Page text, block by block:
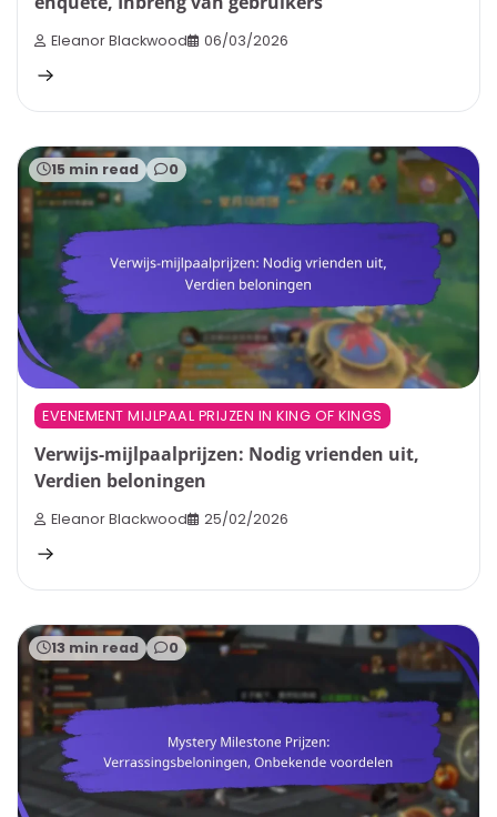
Eleanor Blackwood 06/03/2026
15 min read 0
EVENEMENT MIJLPAAL PRIJZEN IN KING OF KINGS
Verwijs-mijlpaalprijzen: Nodig vrienden uit,
Verdien beloningen
Eleanor Blackwood 25/02/2026
13 min read 0